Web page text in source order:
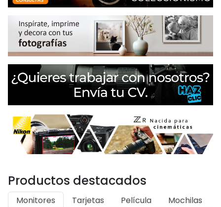
Productos destacados
Monitores Tarjetas Película Mochilas